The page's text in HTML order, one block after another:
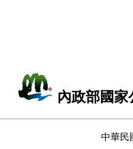
內政部國
中華民